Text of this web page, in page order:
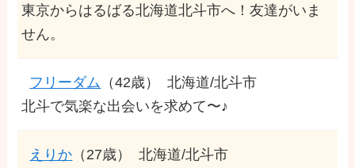
東京からはるばる北海道北斗市へ！友達がいま
せん。
フリーダム （42歳）
北海道/北斗市
北斗で気楽な出会いを求めて〜♪
えりか （27歳）
北海道/北斗市